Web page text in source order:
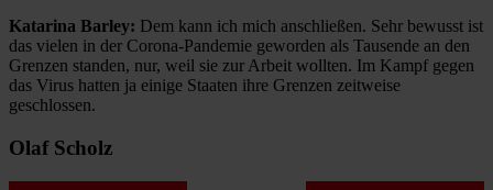
Katarina Barley: Dem kann ich mich anschließen. Sehr bewusst ist
das vielen in der Corona-Pandemie geworden als Tausende an den
Grenzen standen, nur, weil sie zur Arbeit wollten. Im Kampf gegen
das Virus hatten ja einige Staaten ihre Grenzen zeitweise
geschlossen.
Olaf Scholz